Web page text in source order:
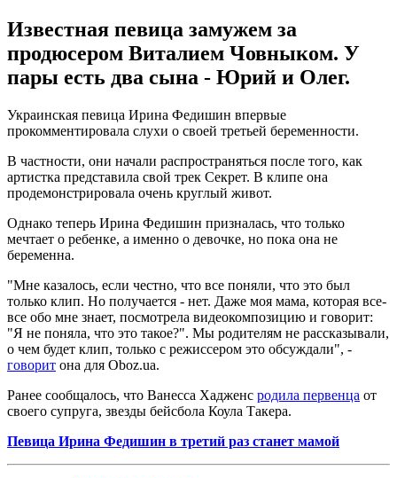
Известная певица замужем за
продюсером Виталием Човныком. У
пары есть два сына - Юрий и Олег.
Украинская певица Ирина Федишин впервые
прокомментировала слухи о своей третьей беременности.
В частности, они начали распространяться после того, как
артистка представила свой трек Секрет. В клипе она
продемонстрировала очень круглый живот.
Однако теперь Ирина Федишин призналась, что только
мечтает о ребенке, а именно о девочке, но пока она не
беременна.
"Мне казалось, если честно, что все поняли, что это был
только клип. Но получается - нет. Даже моя мама, которая все-
все обо мне знает, посмотрела видеокомпозицию и говорит:
"Я не поняла, что это такое?". Мы родителям не рассказывали,
о чем будет клип, только с режиссером это обсуждали", -
говорит она для Oboz.ua.
Ранее сообщалось, что Ванесса Хадженс родила первенца от
своего супруга, звезды бейсбола Коула Такера.
Певица Ирина Федишин в третий раз станет мамой